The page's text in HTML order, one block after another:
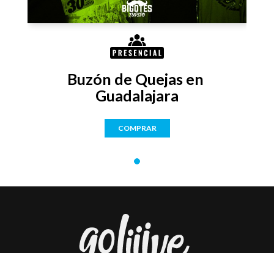
Buzón de Quejas en
Guadalajara
COMPRAR